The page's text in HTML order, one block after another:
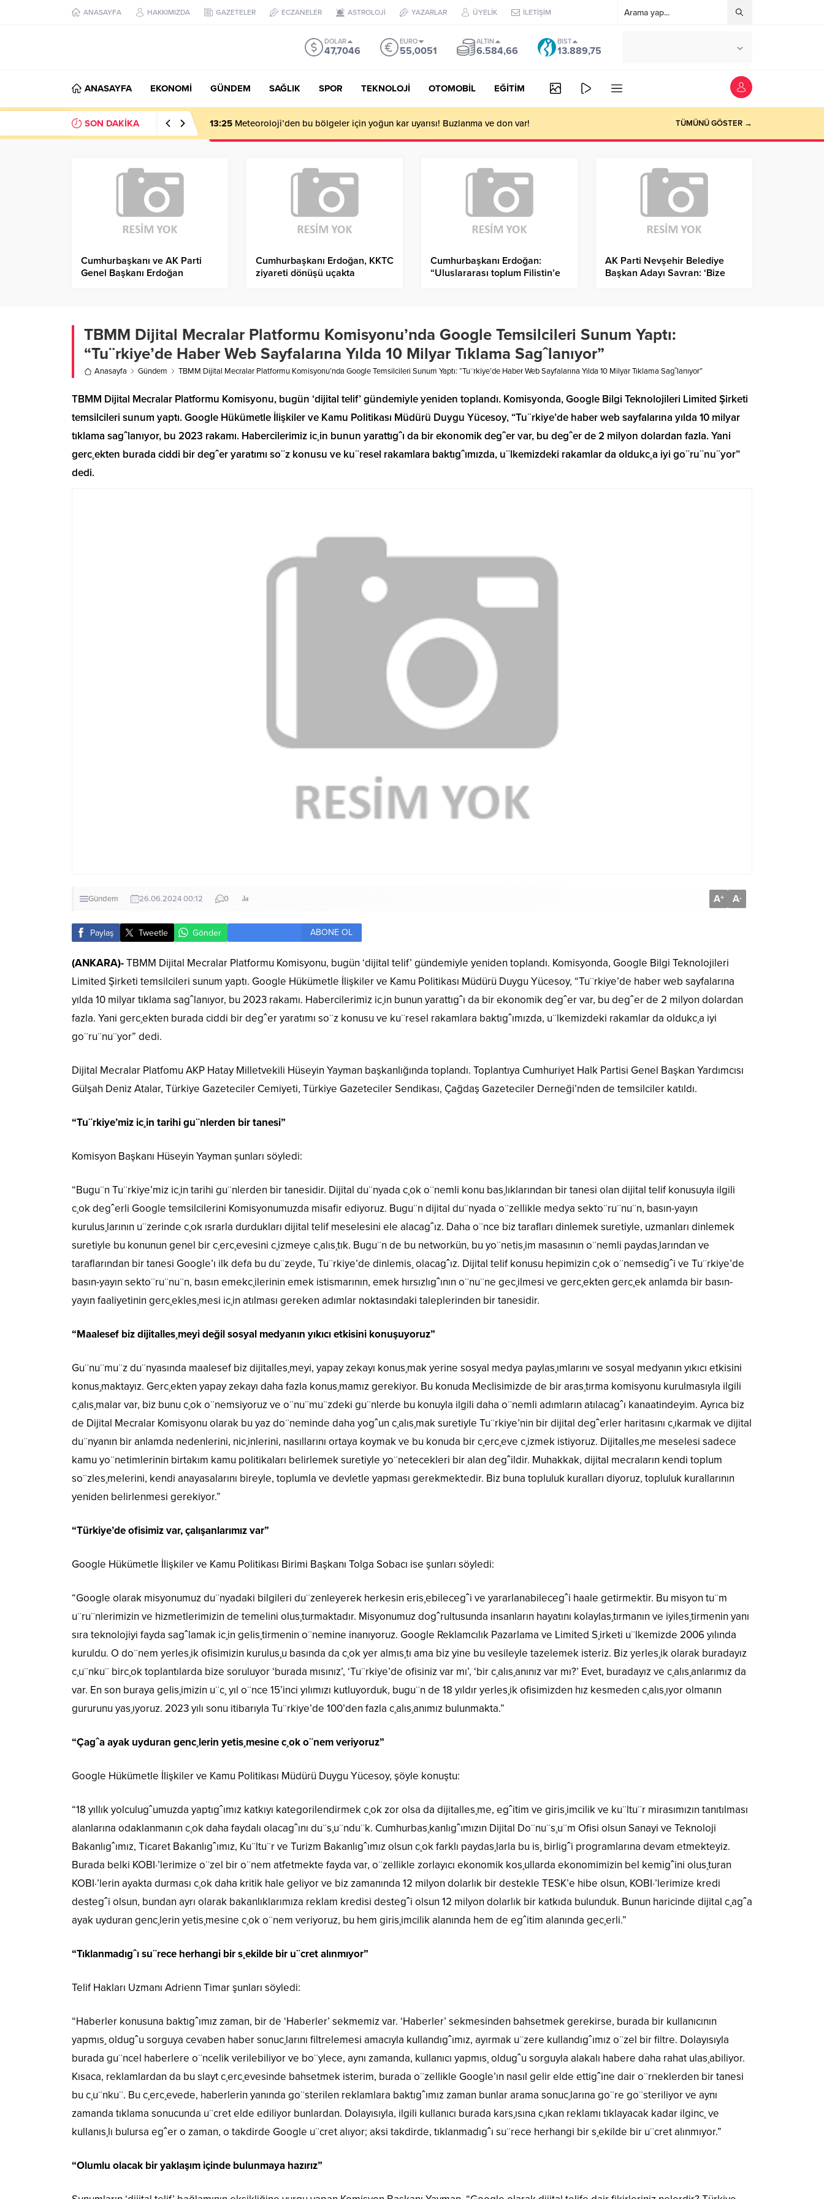
ANASAYFA HAKKIMIZDA GAZETELER ECZANELER ASTROLOJİ YAZARLAR ÜYELİK İLETİŞİM
DOLAR
47,7046
EURO
55,0051
ALTIN
6.584,66
BIST
13.889,75
ANASAYFA EKONOMİ GÜNDEM SAĞLIK SPOR TEKNOLOJİ OTOMOBİL EĞİTİM
SON DAKİKA 13:25 Meteoroloji’den bu bölgeler için yoğun kar uyarısı! Buzlanma ve don var! TÜMÜNÜ GÖSTER →
Cumhurbaşkanı ve AK Parti
Genel Başkanı Erdoğan
Cumhurbaşkanı Erdoğan, KKTC
ziyareti dönüşü uçakta
Cumhurbaşkanı Erdoğan:
“Uluslararası toplum Filistin’e
AK Parti Nevşehir Belediye
Başkan Adayı Savran: ‘Bize
TBMM Dijital Mecralar Platformu Komisyonu’nda Google Temsilcileri Sunum Yaptı:
“Tu¨rkiye’de Haber Web Sayfalarına Yılda 10 Milyar Tıklama Sagˆlanıyor”
Anasayfa Gündem TBMM Dijital Mecralar Platformu Komisyonu’nda Google Temsilcileri Sunum Yaptı: “Tu¨rkiye’de Haber Web Sayfalarına Yılda 10 Milyar Tıklama Sagˆlanıyor”
TBMM Dijital Mecralar Platformu Komisyonu, bugün ‘dijital telif’ gündemiyle yeniden toplandı. Komisyonda, Google Bilgi Teknolojileri Limited Şirketi
temsilcileri sunum yaptı. Google Hükümetle İlişkiler ve Kamu Politikası Müdürü Duygu Yücesoy, “Tu¨rkiye’de haber web sayfalarına yılda 10 milyar
tıklama sagˆlanıyor, bu 2023 rakamı. Habercilerimiz ic¸in bunun yarattıgˆı da bir ekonomik degˆer var, bu degˆer de 2 milyon dolardan fazla. Yani
gerc¸ekten burada ciddi bir degˆer yaratımı so¨z konusu ve ku¨resel rakamlara baktıgˆımızda, u¨lkemizdeki rakamlar da oldukc¸a iyi go¨ru¨nu¨yor”
dedi.
Gündem 26.06.2024 00:12 0 A+ A-
Paylaş Tweetle Gönder ABONE OL
(ANKARA)-TBMM Dijital Mecralar Platformu Komisyonu, bugün ‘dijital telif’ gündemiyle yeniden toplandı. Komisyonda, Google Bilgi Teknolojileri
Limited Şirketi temsilcileri sunum yaptı. Google Hükümetle İlişkiler ve Kamu Politikası Müdürü Duygu Yücesoy, “Tu¨rkiye’de haber web sayfalarına
yılda 10 milyar tıklama sagˆlanıyor, bu 2023 rakamı. Habercilerimiz ic¸in bunun yarattıgˆı da bir ekonomik degˆer var, bu degˆer de 2 milyon dolardan
fazla. Yani gerc¸ekten burada ciddi bir degˆer yaratımı so¨z konusu ve ku¨resel rakamlara baktıgˆımızda, u¨lkemizdeki rakamlar da oldukc¸a iyi
go¨ru¨nu¨yor” dedi.
Dijital Mecralar Platfomu AKP Hatay Milletvekili Hüseyin Yayman başkanlığında toplandı. Toplantıya Cumhuriyet Halk Partisi Genel Başkan Yardımcısı
Gülşah Deniz Atalar, Türkiye Gazeteciler Cemiyeti, Türkiye Gazeteciler Sendikası, Çağdaş Gazeteciler Derneği’nden de temsilciler katıldı.
“Tu¨rkiye’miz ic¸in tarihi gu¨nlerden bir tanesi”
Komisyon Başkanı Hüseyin Yayman şunları söyledi:
“Bugu¨n Tu¨rkiye’miz ic¸in tarihi gu¨nlerden bir tanesidir. Dijital du¨nyada c¸ok o¨nemli konu bas¸lıklarından bir tanesi olan dijital telif konusuyla ilgili
c¸ok degˆerli Google temsilcilerini Komisyonumuzda misafir ediyoruz. Bugu¨n dijital du¨nyada o¨zellikle medya sekto¨ru¨nu¨n, basın-yayın
kurulus¸larının u¨zerinde c¸ok ısrarla durdukları dijital telif meselesini ele alacagˆız. Daha o¨nce biz tarafları dinlemek suretiyle, uzmanları dinlemek
suretiyle bu konunun genel bir c¸erc¸evesini c¸izmeye c¸alıs¸tık. Bugu¨n de bu networkün, bu yo¨netis¸im masasının o¨nemli paydas¸larından ve
taraflarından bir tanesi Google’ı ilk defa bu du¨zeyde, Tu¨rkiye’de dinlemis¸ olacagˆız. Dijital telif konusu hepimizin c¸ok o¨nemsedigˆi ve Tu¨rkiye’de
basın-yayın sekto¨ru¨nu¨n, basın emekc¸ilerinin emek istismarının, emek hırsızlıgˆının o¨nu¨ne gec¸ilmesi ve gerc¸ekten gerc¸ek anlamda bir basın-
yayın faaliyetinin gerc¸ekles¸mesi ic¸in atılması gereken adımlar noktasındaki taleplerinden bir tanesidir.
“Maalesef biz dijitalles¸meyi değil sosyal medyanın yıkıcı etkisini konuşuyoruz”
Gu¨nu¨mu¨z du¨nyasında maalesef biz dijitalles¸meyi, yapay zekayı konus¸mak yerine sosyal medya paylas¸ımlarını ve sosyal medyanın yıkıcı etkisini
konus¸maktayız. Gerc¸ekten yapay zekayı daha fazla konus¸mamız gerekiyor. Bu konuda Meclisimizde de bir aras¸tırma komisyonu kurulmasıyla ilgili
c¸alıs¸malar var, biz bunu c¸ok o¨nemsiyoruz ve o¨nu¨mu¨zdeki gu¨nlerde bu konuyla ilgili daha o¨nemli adımların atılacagˆı kanaatindeyim. Ayrıca biz
de Dijital Mecralar Komisyonu olarak bu yaz do¨neminde daha yogˆun c¸alıs¸mak suretiyle Tu¨rkiye’nin bir dijital degˆerler haritasını c¸ıkarmak ve dijital
du¨nyanın bir anlamda nedenlerini, nic¸inlerini, nasıllarını ortaya koymak ve bu konuda bir c¸erc¸eve c¸izmek istiyoruz. Dijitalles¸me meselesi sadece
kamu yo¨netimlerinin birtakım kamu politikaları belirlemek suretiyle yo¨netecekleri bir alan degˆildir. Muhakkak, dijital mecraların kendi toplum
so¨zles¸melerini, kendi anayasalarını bireyle, toplumla ve devletle yapması gerekmektedir. Biz buna topluluk kuralları diyoruz, topluluk kurallarının
yeniden belirlenmesi gerekiyor.”
“Türkiye’de ofisimiz var, çalışanlarımız var”
Google Hükümetle İlişkiler ve Kamu Politikası Birimi Başkanı Tolga Sobacı ise şunları söyledi:
“Google olarak misyonumuz du¨nyadaki bilgileri du¨zenleyerek herkesin eris¸ebilecegˆi ve yararlanabilecegˆi haale getirmektir. Bu misyon tu¨m
u¨ru¨nlerimizin ve hizmetlerimizin de temelini olus¸turmaktadır. Misyonumuz dogˆrultusunda insanların hayatını kolaylas¸tırmanın ve iyiles¸tirmenin yanı
sıra teknolojiyi fayda sagˆlamak ic¸in gelis¸tirmenin o¨nemine inanıyoruz. Google Reklamcılık Pazarlama ve Limited S¸irketi u¨lkemizde 2006 yılında
kuruldu. O do¨nem yerles¸ik ofisimizin kurulus¸u basında da c¸ok yer almıs¸tı ama biz yine bu vesileyle tazelemek isteriz. Biz yerles¸ik olarak buradayız
c¸u¨nku¨ birc¸ok toplantılarda bize soruluyor ‘burada mısınız’, ‘Tu¨rkiye’de ofisiniz var mı’, ‘bir c¸alıs¸anınız var mı?’ Evet, buradayız ve c¸alıs¸anlarımız da
var. En son buraya gelis¸imizin u¨c¸ yıl o¨nce 15’inci yılımızı kutluyorduk, bugu¨n de 18 yıldır yerles¸ik ofisimizden hız kesmeden c¸alıs¸ıyor olmanın
gururunu yas¸ıyoruz. 2023 yılı sonu itibarıyla Tu¨rkiye’de 100’den fazla c¸alıs¸anımız bulunmakta.”
“Çagˆa ayak uyduran genc¸lerin yetis¸mesine c¸ok o¨nem veriyoruz”
Google Hükümetle İlişkiler ve Kamu Politikası Müdürü Duygu Yücesoy, şöyle konuştu:
“18 yıllık yolculugˆumuzda yaptıgˆımız katkıyı kategorilendirmek c¸ok zor olsa da dijitalles¸me, egˆitim ve giris¸imcilik ve ku¨ltu¨r mirasımızın tanıtılması
alanlarına odaklanmanın c¸ok daha faydalı olacagˆını du¨s¸u¨ndu¨k. Cumhurbas¸kanlıgˆımızın Dijital Do¨nu¨s¸u¨m Ofisi olsun Sanayi ve Teknoloji
Bakanlıgˆımız, Ticaret Bakanlıgˆımız, Ku¨ltu¨r ve Turizm Bakanlıgˆımız olsun c¸ok farklı paydas¸larla bu is¸ birligˆi programlarına devam etmekteyiz.
Burada belki KOBI·’lerimize o¨zel bir o¨nem atfetmekte fayda var, o¨zellikle zorlayıcı ekonomik kos¸ullarda ekonomimizin bel kemigˆini olus¸turan
KOBI·’lerin ayakta durması c¸ok daha kritik hale geliyor ve biz zamanında 12 milyon dolarlık bir destekle TESK’e hibe olsun, KOBI·’lerimize kredi
destegˆi olsun, bundan ayrı olarak bakanlıklarımıza reklam kredisi destegˆi olsun 12 milyon dolarlık bir katkıda bulunduk. Bunun haricinde dijital c¸agˆa
ayak uyduran genc¸lerin yetis¸mesine c¸ok o¨nem veriyoruz, bu hem giris¸imcilik alanında hem de egˆitim alanında gec¸erli.”
“Tıklanmadıgˆı su¨rece herhangi bir s¸ekilde bir u¨cret alınmıyor”
Telif Hakları Uzmanı Adrienn Timar şunları söyledi:
“Haberler konusuna baktıgˆımız zaman, bir de ‘Haberler’ sekmemiz var. ‘Haberler’ sekmesinden bahsetmek gerekirse, burada bir kullanıcının
yapmıs¸ oldugˆu sorguya cevaben haber sonuc¸larını filtrelemesi amacıyla kullandıgˆımız, ayırmak u¨zere kullandıgˆımız o¨zel bir filtre. Dolayısıyla
burada gu¨ncel haberlere o¨ncelik verilebiliyor ve bo¨ylece, aynı zamanda, kullanıcı yapmıs¸ oldugˆu sorguyla alakalı habere daha rahat ulas¸abiliyor.
Kısaca, reklamlardan da bu slayt c¸erc¸evesinde bahsetmek isterim, burada o¨zellikle Google’ın nasıl gelir elde ettigˆine dair o¨rneklerden bir tanesi
bu c¸u¨nku¨. Bu c¸erc¸evede, haberlerin yanında go¨sterilen reklamlara baktıgˆımız zaman bunlar arama sonuc¸larına go¨re go¨steriliyor ve aynı
zamanda tıklama sonucunda u¨cret elde ediliyor bunlardan. Dolayısıyla, ilgili kullanıcı burada kars¸ısına c¸ıkan reklamı tıklayacak kadar ilginc¸ ve
kullanıs¸lı bulursa egˆer o zaman, o takdirde Google u¨cret alıyor; aksi takdirde, tıklanmadıgˆı su¨rece herhangi bir s¸ekilde bir u¨cret alınmıyor.”
“Olumlu olacak bir yaklaşım içinde bulunmaya hazırız”